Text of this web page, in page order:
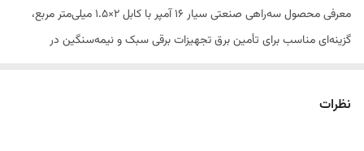
جنس بدنه پلاستیک ضدضربه
معرفی محصول سه‌راهی صنعتی سیار 16 آمپر با کابل 2×1.5 میلی‌متر مربع،
گزینه‌ای مناسب برای تأمین برق تجهیزات برقی سبک و نیمه‌سنگین در
نظرات